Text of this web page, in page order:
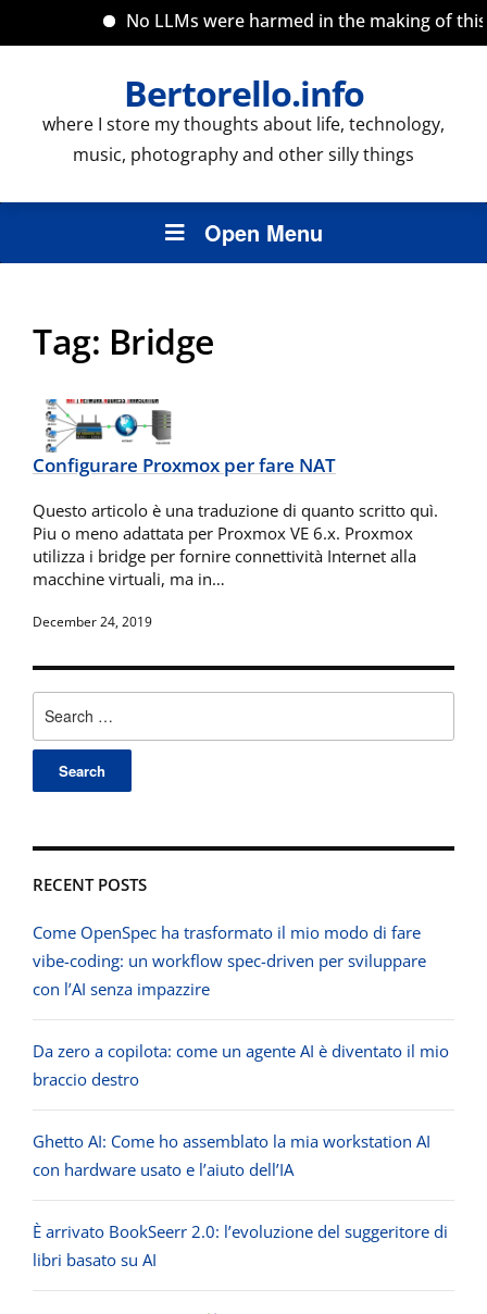
No LLMs were harmed in the making of this
Bertorello.info
where I store my thoughts about life, technology,
music, photography and other silly things
Open Menu
for:
RECENT POSTS
Come OpenSpec ha trasformato il mio modo di fare
vibe-coding: un workflow spec-driven per sviluppare
con l’AI senza impazzire
Da zero a copilota: come un agente AI è diventato il mio
braccio destro
Ghetto AI: Come ho assemblato la mia workstation AI
con hardware usato e l’aiuto dell’IA
È arrivato BookSeerr 2.0: l’evoluzione del suggeritore di
libri basato su AI
Tag: Bridge
Configurare Proxmox per fare NAT
Questo articolo è una traduzione di quanto scritto quì.
Piu o meno adattata per Proxmox VE 6.x. Proxmox
utilizza i bridge per fornire connettività Internet alla
macchine virtuali, ma in…
December 24, 2019